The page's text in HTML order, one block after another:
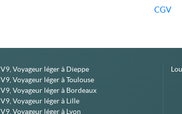
CGV
V9, Voyageur léger à Dieppe
V9, Voyageur léger à Toulouse
V9, Voyageur léger à Bordeaux
V9, Voyageur léger à Lille
V9, Voyageur léger à Lyon